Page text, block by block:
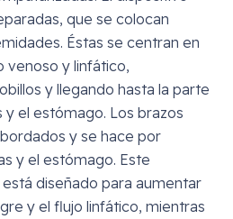
que se colocan
Éstas se centran en
venoso y linfático,
y llegando hasta la parte
y el estómago. Los brazos
y se hace por
y el estómago. Este
diseñado para aumentar
y el flujo linfático, mientras